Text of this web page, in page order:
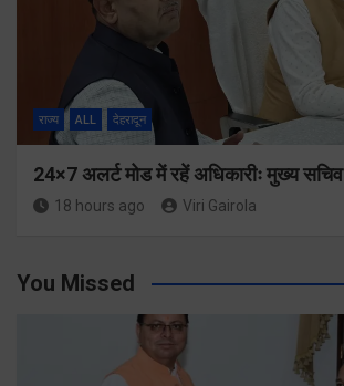
राज्य ALL देहरादून
24×7 अलर्ट मोड में रहें अधिकारीः मुख्य सचिव
18 hours ago Viri Gairola
You Missed